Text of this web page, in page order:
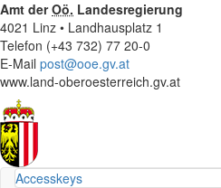
Amt derOö. Landesregierung
4021 Linz • Landhausplatz 1
Telefon (+43 732) 77 20-0
E-Mail post@ooe.gv.at
www.land-oberoesterreich.gv.at
Accesskeys